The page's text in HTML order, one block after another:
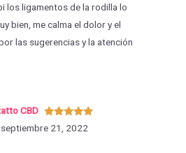
los ligamentos de la rodilla lo
bien, me calma el dolor y el
las sugerencias y la atención
Valorado
con 5de 5
CBD
septiembre 21, 2022